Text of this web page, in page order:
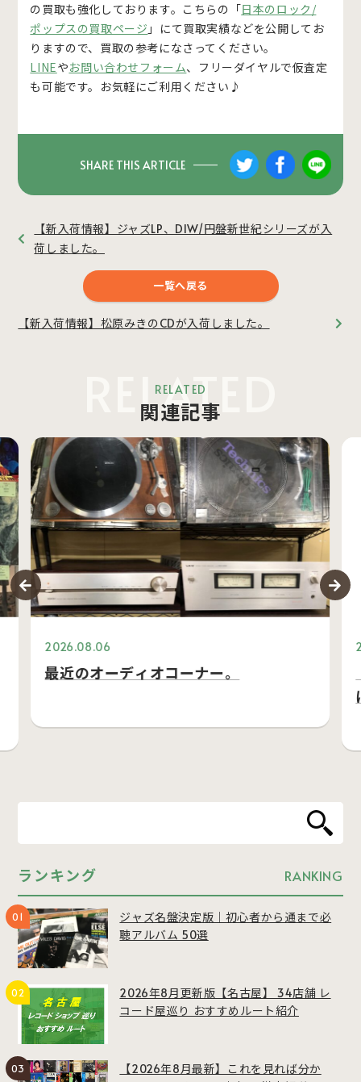
の買取も強化しております。こちらの「日本のロック/
ポップスの買取ページ 」にて買取実績などを公開してお
りますので、買取の参考になさってください。
LINEやお問い合わせフォーム、フリーダイヤルで仮査定
も可能です。お気軽にご利用ください♪
SHARE THIS ARTICLE
【新入荷情報】ジャズLP、DIW/円盤新世紀シリーズが入
荷しました。
一覧へ戻る
【新入荷情報】松原みきのCDが入荷しました。
RELATED
RELATED
関連記事
2026.08.06
最近のオーディオコーナー。
ランキング RANKING
ジャズ名盤決定版｜初心者から通まで必
聴アルバム 50選
2026年8月更新版【名古屋】 34店舗 レ
コード屋巡り おすすめルート紹介
【2026年8月最新】これを見れば分か